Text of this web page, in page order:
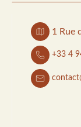
1 Rue
+33 4